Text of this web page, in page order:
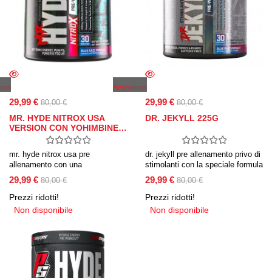
29,99 € 80,00 €
MR. HYDE NITROX USA
VERSION CON YOHIMBINE…
mr. hyde nitrox usa pre
allenamento con una
composizione di ingredienti
energizzanti tra i quali spicca la
yohimbina, e la formula
brevettata teacrine per
aumentare la concentrazione.
29,99 € 80,00 €
Prezzi ridotti!
Non disponibile
Anteprima
29,99 € 80,00 €
DR. JEKYLL 225G
dr. jekyll pre allenamento privo di
stimolanti con la speciale formula
noolvl per il massimo pompaggio
muscolare da assumere in
qualsiasi momento della giornata,
con aminoacidi ashwagandha ed
estratto di pepe nero.
29,99 € 80,00 €
Prezzi ridotti!
Non disponibile